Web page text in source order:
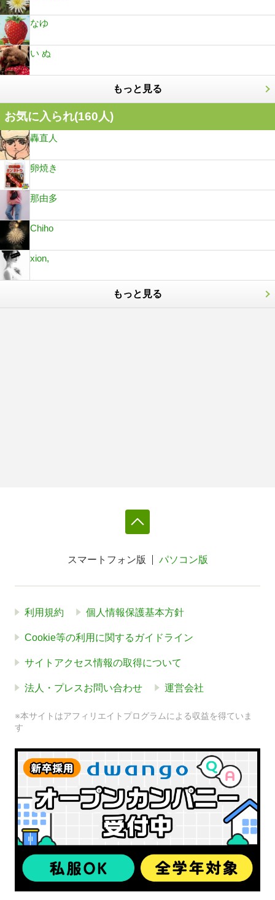
なゆ
い ぬ
もっと見る
お気に入られ(160人)
轟直人
卵焼き
那由多
Chiho
xion,
もっと見る
スマートフォン版 パソコン版
利用規約 個人情報保護基本方針
Cookie等の利用に関するガイドライン
サイトアクセス情報の取得について
法人・プレスお問い合わせ 運営会社
※本サイトはアフィリエイトプログラムによる収益を得ていま
す